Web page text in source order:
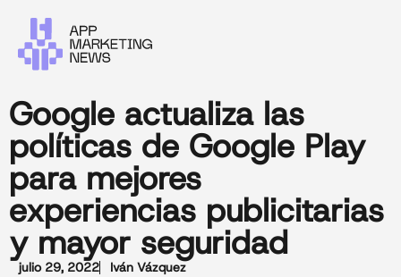
Google actualiza las
políticas de Google Play
para mejores
experiencias publicitarias
y mayor seguridad
julio 29, 2022 Iván Vázquez